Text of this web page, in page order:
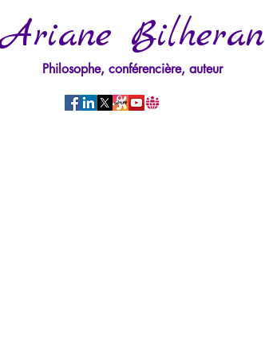
Ariane Bilheran
Philosophe, conférencière, auteur